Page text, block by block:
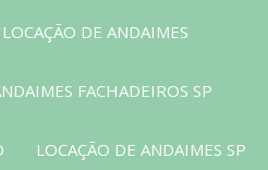
DE ANDAIMES
FACHADEIROS SP
LOCAÇÃO DE ANDAIMES SP